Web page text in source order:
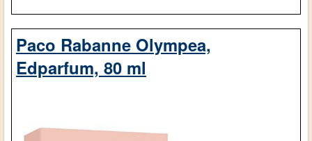
Paco Rabanne Olympea,
Edparfum, 80 ml